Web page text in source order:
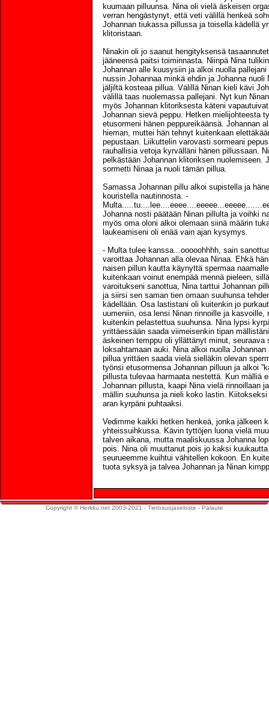
kuumaan pilluunsa. Nina oli vielä äskeisen
verran hengästynyt, että veti välillä henkeä
Johannan tiukassa pillussa ja toisella kädellä
klitoristaan.
Ninakin oli jo saanut hengityksensä
jääneensä paitsi toiminnasta. Niinpä Nina
Johannan alle kuusysiin ja alkoi nuolla
nussin Johannaa minkä ehdin ja Johanna nuoli
jäljiltä kosteaa pillua. Välillä Ninan kieli kävi
välillä taas nuolemassa pallejani. Nyt kun
myös Johannan klitoriksesta käteni
Johannan sievä peppu. Hetken mielijohteesta
etusormeni hänen peppureikäänsä. Johannan
hieman, muttei hän tehnyt kuitenkaan
pepustaan. Liikuttelin varovasti sormeani
rauhallisia vetoja kyrvälläni hänen pillussaan.
pelkästään Johannan klitoriksen nuolemiseen.
sormetti Ninaa ja nuoli tämän pillua.
Samassa Johannan pillu alkoi supistella ja
kouristella nautinnosta. -
Johanna nosti päätään Ninan pillulta ja voihki
myös oma oloni alkoi olemaan siinä määrin
laukeamiseni oli enää vain ajan kysymys.
- Multa tulee kanssa...ooooohhhh, sain
varoittaa Johannan alla olevaa Ninaa. Ehkä
naisen pillun kautta käynyttä spermaa
kuitenkaan voinut enempää mennä pieleen,
varoitukseni sanottua, Nina tarttui Johannan
ja siirsi sen saman tien omaan suuhunsa
kädellään. Osa lastistani oli kuitenkin jo
uumeniin, osa lensi Ninan rinnoille ja kasvoille,
kuitenkin pelastettua suuhunsa. Nina lypsi
yrittäessään saada viimeisenkin tipan
äskeinen temppu oli yllättänyt minut, seuraava
loksahtamaan auki. Nina alkoi nuolla
pillua yrittäen saada vielä sielläkin olevan
työnsi etusormensa Johannan pilluun ja alkoi
pillusta tulevaa harmaata nestettä. Kun mälliä
Johannan pillusta, kaapi Nina vielä rinnoillaan
mällin suuhunsa ja nieli koko lastin.
aran kyrpäni puhtaaksi.
Vedimme kaikki hetken henkeä, jonka jälkeen
yhteissuihkussa. Kävin tyttöjen luona vielä
talven aikana, mutta maaliskuussa Johanna
pois. Nina oli muuttanut pois jo kaksi
seurueemme kuihtui vähitellen kokoon. En
tuota syksyä ja talvea Johannan ja Ninan
Copyright © Herkku.net 2003-2021 - Tietosuojaseloste - Palaute